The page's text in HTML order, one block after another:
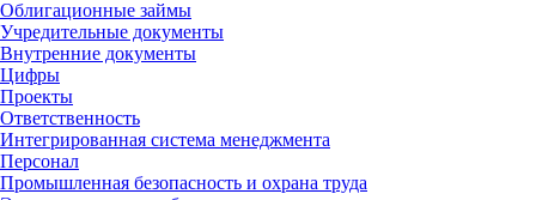
Облигационные займы
Учредительные документы
Внутренние документы
Цифры
Проекты
Ответственность
Интегрированная система менеджмента
Персонал
Промышленная безопасность и охрана труда